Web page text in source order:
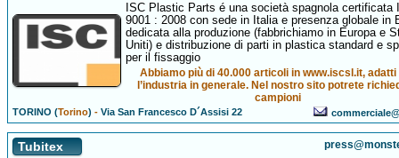
ISC Plastic Parts é una società spagnola certificata
9001 : 2008 con sede in Italia e presenza globale in
dedicata alla produzione (fabbrichiamo in Europa e
Uniti) e distribuzione di parti in plastica standard e
per il fissaggio
Abbiamo più di 40.000 articoli in www.iscsl.it, adatti
l’industria in generale. Nel nostro sito potrete
campioni
TORINO (Torino) -Via San Francesco D´Assisi 22
Tubitex